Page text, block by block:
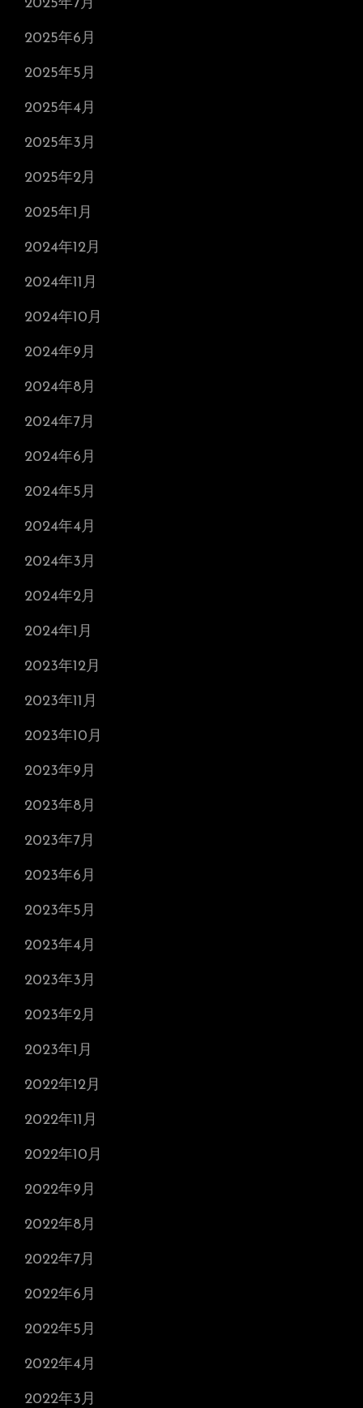
2025年7月
2025年6月
2025年5月
2025年4月
2025年3月
2025年2月
2025年1月
2024年12月
2024年11月
2024年10月
2024年9月
2024年8月
2024年7月
2024年6月
2024年5月
2024年4月
2024年3月
2024年2月
2024年1月
2023年12月
2023年11月
2023年10月
2023年9月
2023年8月
2023年7月
2023年6月
2023年5月
2023年4月
2023年3月
2023年2月
2023年1月
2022年12月
2022年11月
2022年10月
2022年9月
2022年8月
2022年7月
2022年6月
2022年5月
2022年4月
2022年3月